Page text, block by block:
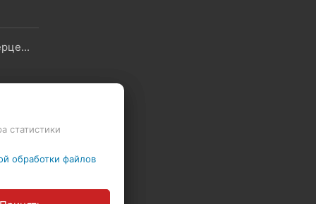
Скидки - Распродажа - Суперцены
статистики
обработки файлов